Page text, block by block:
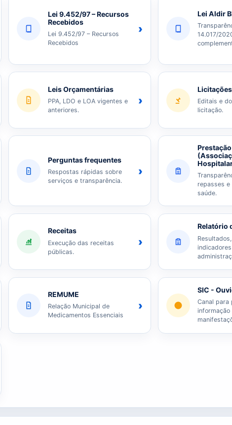
Lei 9.452/97 – Recursos
Recebidos
Lei 9.452/97 – Recursos
Recebidos
›
Lei Aldir
14.017/
Leis Orçamentárias
PPA, LDO e LOA vigentes e
anteriores.
›
Licitações
Editais e
licitação.
Perguntas frequentes
Respostas rápidas sobre
serviços e transparência.
›
repasses e
saúde.
Receitas
Execução das receitas
públicas.
›
Relatório
REMUME
Relação Municipal de
Medicamentos Essenciais
›
SIC -
Canal para
informação